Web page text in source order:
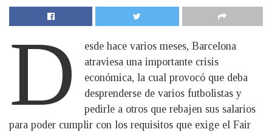
D
esde hace varios meses, Barcelona
atraviesa una importante crisis
económica, la cual provocó que deba
desprenderse de varios futbolistas y
pedirle a otros que rebajen sus salarios
para poder cumplir con los requisitos que exige el Fair